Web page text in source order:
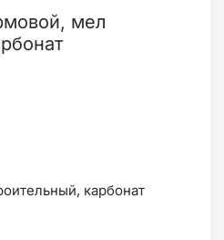
мел
карбонат